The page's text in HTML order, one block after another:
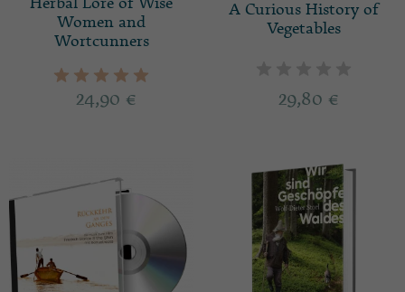
Herbal Lore of Wise
Women and
Wortcunners
24,90 €
A Curious History of
Vegetables
29,80 €